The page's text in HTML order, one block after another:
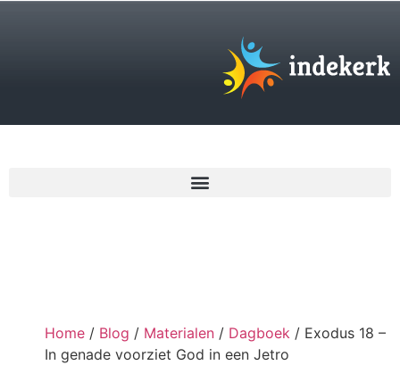
Home / Blog / Materialen / Dagboek / Exodus 18 –
In genade voorziet God in een Jetro